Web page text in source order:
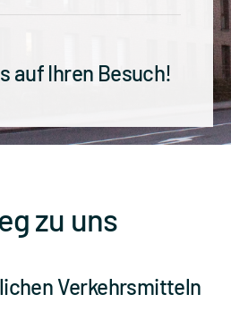
auf Ihren Besuch!
zu uns
Verkehrsmitteln